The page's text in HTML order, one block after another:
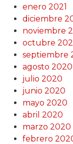
enero 2021
diciembre
noviembre
octubre
septiembre
agosto 2020
julio 2020
junio 2020
mayo 2020
abril 2020
marzo 2020
febrero